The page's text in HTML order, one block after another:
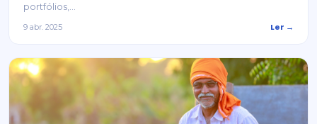
portfólios,...
9 abr. 2025 Ler →